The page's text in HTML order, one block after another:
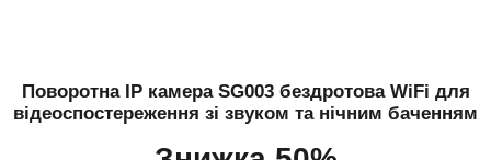
Поворотна IP камера SG003 бездротова WiFi для
відеоспостереження зі звуком та нічним баченням